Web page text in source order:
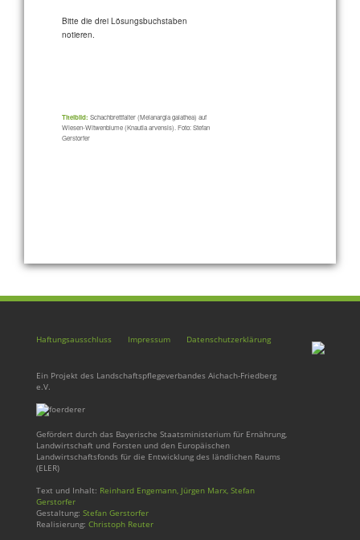
Bitte die drei Lösungsbuchstaben
notieren.
Titelbild: Schachbrettfalter (Melanargia galathea) auf
Wiesen-Witwenblume (Knautia arvensis). Foto: Stefan
Gerstorfer
Haftungsausschluss Impressum Datenschutzerklärung
Ein Projekt des Landschaftspflegeverbandes Aichach-Friedberg
e.V.
Gefördert durch das Bayerische Staatsministerium für Ernährung,
Landwirtschaft und Forsten und den Europäischen
Landwirtschaftsfonds für die Entwicklung des ländlichen Raums
(ELER)
Text und Inhalt: Reinhard Engemann, Jürgen Marx, Stefan
Gerstorfer
Gestaltung: Stefan Gerstorfer
Realisierung: Christoph Reuter